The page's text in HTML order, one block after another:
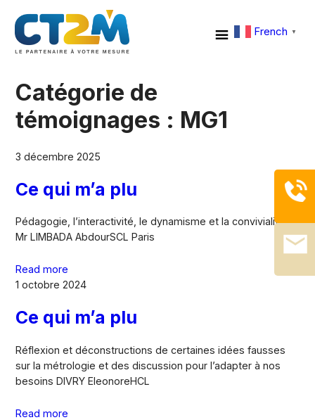
French ▼
Catégorie de
témoignages : MG1
3 décembre 2025
Ce qui m’a plu
Pédagogie, l’interactivité, le dynamisme et la convivialité
Mr LIMBADA AbdourSCL Paris
Read more
1 octobre 2024
Ce qui m’a plu
Réflexion et déconstructions de certaines idées fausses
sur la métrologie et des discussion pour l’adapter à nos
besoins DIVRY EleonoreHCL
Read more